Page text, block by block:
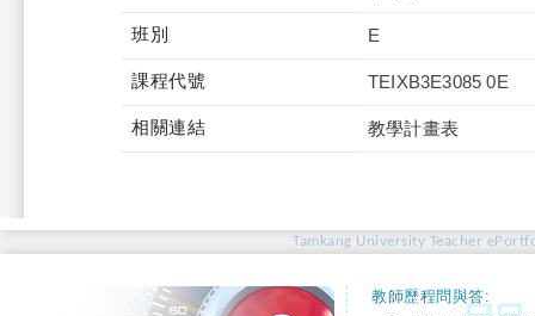
班別 E
課程代號 TEIXB3E3085 0E
相關連結 教學計畫表
Tamkang University Teacher
教師歷程問與答: